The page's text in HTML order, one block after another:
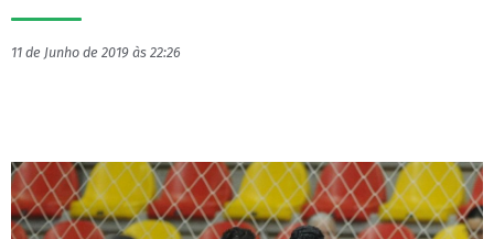
11 de Junho de 2019 às 22:26